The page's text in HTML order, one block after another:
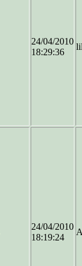
24/04/2010
18:29:36
24/04/2010
18:19:24